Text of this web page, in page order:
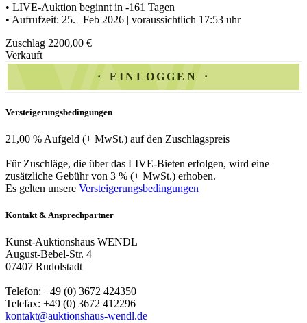
• LIVE-Auktion beginnt in -161 Tagen
• Aufrufzeit: 25. | Feb 2026 | voraussichtlich 17:53 uhr
Zuschlag 2200,00 €
Verkauft
EINLOGGEN
Versteigerungsbedingungen
21,00 % Aufgeld (+ MwSt.) auf den Zuschlagspreis
Für Zuschläge, die über das LIVE-Bieten erfolgen, wird eine
zusätzliche Gebühr von 3 % (+ MwSt.) erhoben.
Es gelten unsere Versteigerungsbedingungen
Kontakt & Ansprechpartner
Kunst-Auktionshaus WENDL
August-Bebel-Str. 4
07407 Rudolstadt
Telefon: +49 (0) 3672 424350
Telefax: +49 (0) 3672 412296
kontakt@auktionshaus-wendl.de